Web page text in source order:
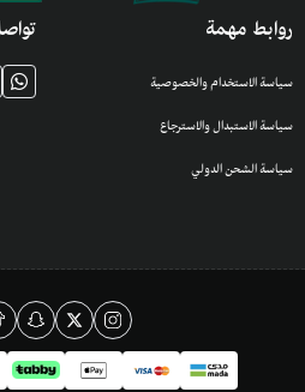
روابط مهمة
سياسة الاستخدام والخصوصية
سياسة الاستبدال والاسترجاع
سياسة الشحن الدولي